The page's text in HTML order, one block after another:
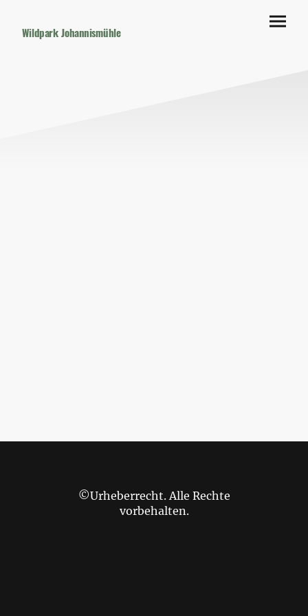
Wildpark Johannismühle
©Urheberrecht. Alle Rechte
vorbehalten.